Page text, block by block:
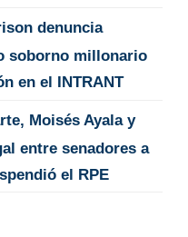
denuncia
soborno millonario
en el INTRANT
Moisés Ayala y
entre senadores a
el RPE